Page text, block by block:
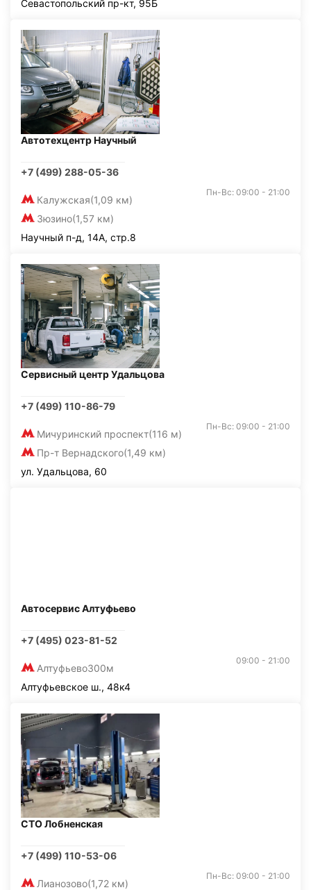
Севастопольский пр-кт, 95Б
Автотехцентр Научный
+7 (499) 288-05-36
Калужская(1,09 км)
Зюзино(1,57 км)
Пн-Вс: 09:00 - 21:00
Научный п-д, 14А, стр.8
Сервисный центр Удальцова
+7 (499) 110-86-79
Мичуринский проспект(116 м)
Пр-т Вернадского(1,49 км)
Пн-Вс: 09:00 - 21:00
ул. Удальцова, 60
Автосервис Алтуфьево
+7 (495) 023-81-52
Алтуфьево300м
09:00 - 21:00
Алтуфьевское ш., 48к4
СТО Лобненская
+7 (499) 110-53-06
Лианозово(1,72 км)
Пн-Вс: 09:00 - 21:00